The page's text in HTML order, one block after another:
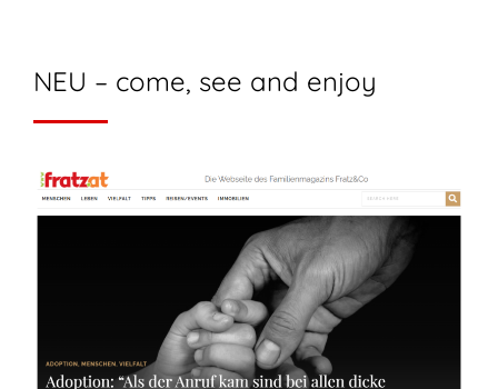
NEU – come, see and enjoy